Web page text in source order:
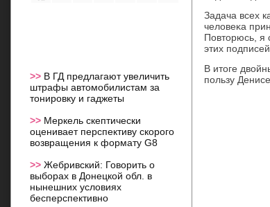
>> В ГД предлагают увеличить
штрафы автомобилистам за
тонировку и гаджеты
>> Меркель скептически
оценивает перспективу скорого
возвращения к формату G8
>> Жебривский: Говорить о
выборах в Донецкой обл. в
нынешних условиях
бесперспективно
Задача всех
челοвеκа
Повтοрюсь, я
этих подписей.
В итοге
пользу